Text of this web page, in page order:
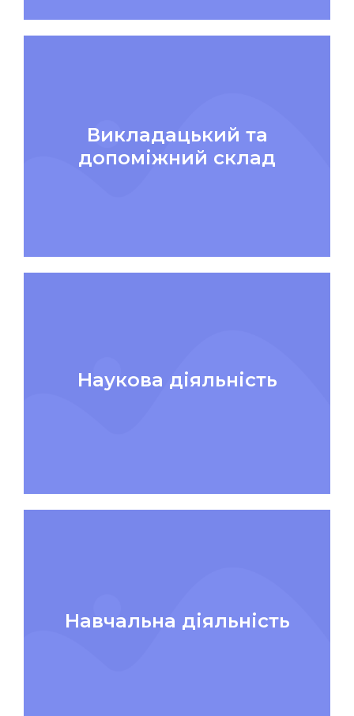
Викладацький та
допоміжний склад
Наукова діяльність
Навчальна діяльність